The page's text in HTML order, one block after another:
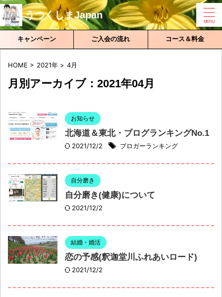
うつくしまJapan
キャンペーン ご入会の流れ コース＆料金
HOME > 2021年 > 4月
月別アーカイブ：2021年04月
お知らせ
北海道＆東北・ブログランキングNo.1
2021/12/2 ブロガーランキング
自分磨き
自分磨き(健康)について
2021/12/2
結婚・婚活
恋の予感(釈迦堂川ふれあいロード)
2021/12/2